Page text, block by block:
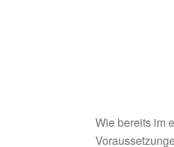
Wie bereits im